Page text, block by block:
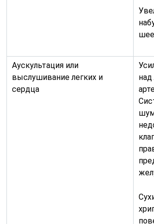
шее
Аускультация или
выслушивание легких и
сердца
над